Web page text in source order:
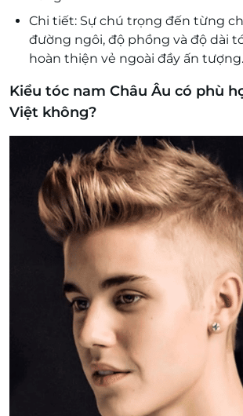
Chi tiết: Sự chú trọng đến từng
đường ngôi, độ phồng và độ dài
hoàn thiện vẻ ngoài đầy ấn tượng.
Kiểu tóc nam Châu Âu có phù
Việt không?